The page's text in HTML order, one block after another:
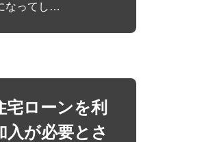
なってし…
宅ローンを利
入が必要とさ